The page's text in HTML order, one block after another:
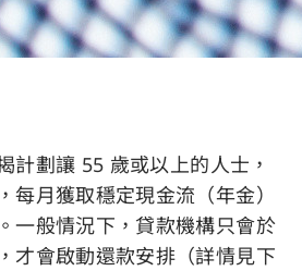
計劃讓 55 歲或以上的人士，
每月獲取穩定現金流（年金）
一般情況下，貸款機構只會於
才會啟動還款安排（詳情見下